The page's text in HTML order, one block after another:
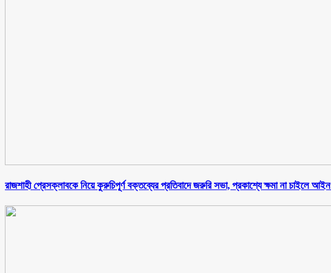
রাজশাহী প্রেসক্লাবকে নিয়ে কুরুচিপূর্ণ বক্তব্যের প্রতিবাদে জরুরি সভা, প্রকাশ্যে ক্ষমা না চাইলে